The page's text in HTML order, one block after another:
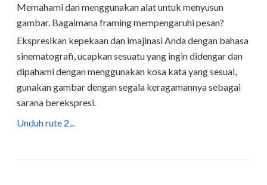
Memahami dan menggunakan alat untuk menyusun
gambar. Bagaimana framing mempengaruhi pesan?
Ekspresikan kepekaan dan imajinasi Anda dengan bahasa
sinematografi, ucapkan sesuatu yang ingin didengar dan
dipahami dengan menggunakan kosa kata yang sesuai,
gunakan gambar dengan segala keragamannya sebagai
sarana berekspresi.
Unduh rute 2...